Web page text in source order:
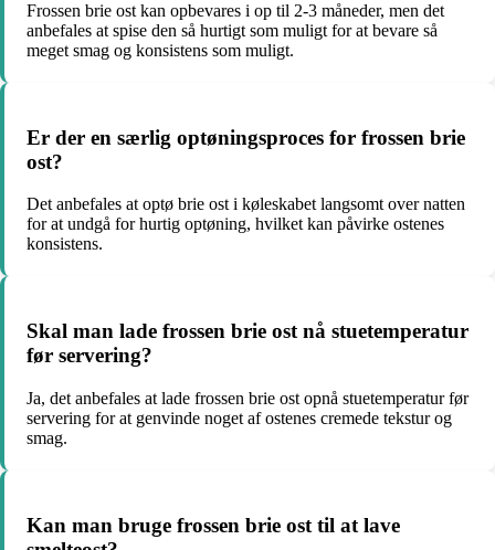
Frossen brie ost kan opbevares i op til 2-3 måneder, men det
anbefales at spise den så hurtigt som muligt for at bevare så
meget smag og konsistens som muligt.
Er der en særlig optøningsproces for frossen brie
ost?
Det anbefales at optø brie ost i køleskabet langsomt over natten
for at undgå for hurtig optøning, hvilket kan påvirke ostenes
konsistens.
Skal man lade frossen brie ost nå stuetemperatur
før servering?
Ja, det anbefales at lade frossen brie ost opnå stuetemperatur før
servering for at genvinde noget af ostenes cremede tekstur og
smag.
Kan man bruge frossen brie ost til at lave